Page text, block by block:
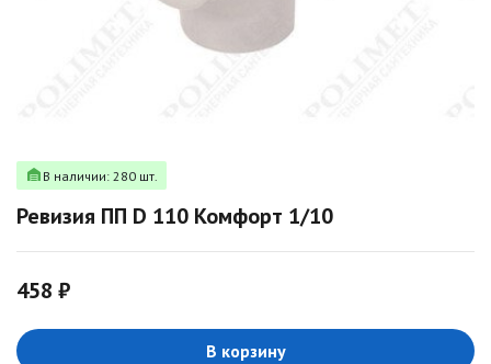
В наличии: 280 шт.
Ревизия ПП D 110 Комфорт 1/10
458 ₽
В корзину